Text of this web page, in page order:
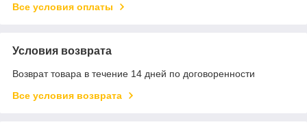
Все условия оплаты
Условия возврата
Возврат товара в течение 14 дней по договоренности
Все условия возврата